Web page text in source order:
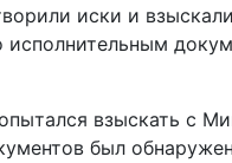
иски и
взыскать с
был